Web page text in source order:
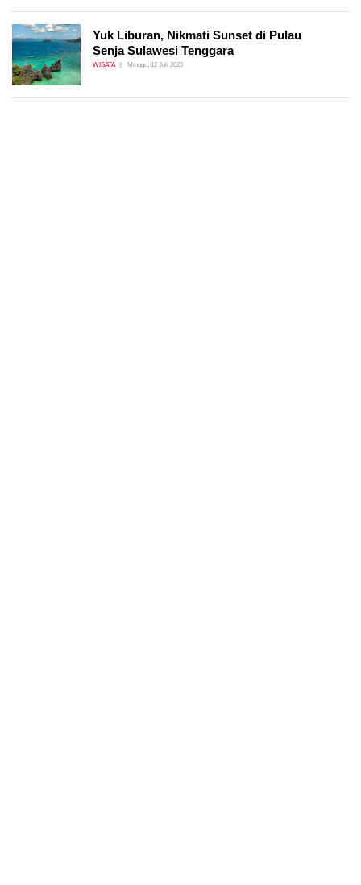
Yuk Liburan, Nikmati Sunset di Pulau
Senja Sulawesi Tenggara
WISATA Minggu, 12 Juli 2020